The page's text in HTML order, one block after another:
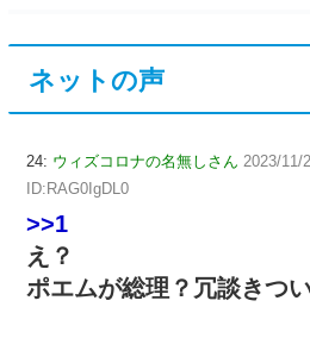
ネットの声
24: ウィズコロナの名無しさん 2023/11/
ID:RAG0IgDL0
>>1
え？
ポエムが総理？冗談きつい